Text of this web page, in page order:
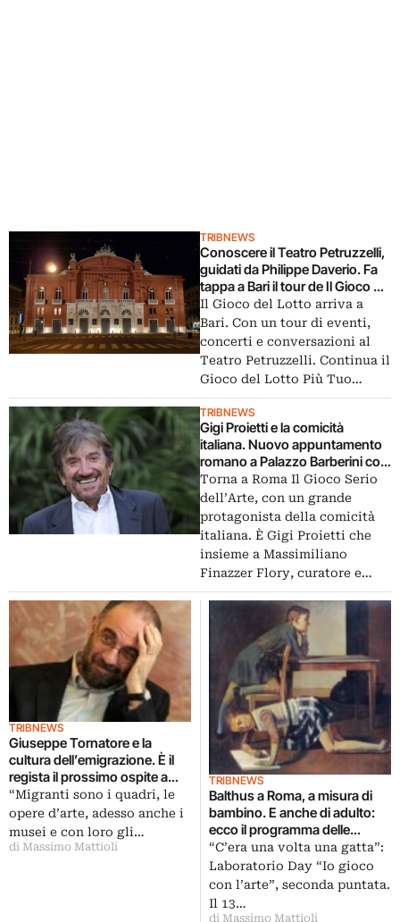
TRIBNEWS
Conoscere il Teatro Petruzzelli,
guidati da Philippe Daverio. Fa
tappa a Bari il tour de Il Gioco del
Lotto nelle dieci città-ruote
Il Gioco del Lotto arriva a
Bari. Con un tour di eventi,
concerti e conversazioni al
Teatro Petruzzelli. Continua il
Gioco del Lotto Più Tuo…
TRIBNEWS
Gigi Proietti e la comicità
italiana. Nuovo appuntamento
romano a Palazzo Barberini con
Massimiliano Finazzer Flory e Il
Gioco Serio dell’Arte
Torna a Roma Il Gioco Serio
dell’Arte, con un grande
protagonista della comicità
italiana. È Gigi Proietti che
insieme a Massimiliano
Finazzer Flory, curatore e…
TRIBNEWS
Giuseppe Tornatore e la
cultura dell’emigrazione. È il
regista il prossimo ospite a
Palazzo Barberini di Roma de Il
Gioco Serio dell’Arte
“Migranti sono i quadri, le
opere d’arte, adesso anche i
musei e con loro gli…
di Massimo Mattioli
TRIBNEWS
Balthus a Roma, a misura di
bambino. E anche di adulto:
ecco il programma delle
attività educative e
laboratoriali griffate Il Gioco
del Lotto
“C’era una volta una gatta”:
Laboratorio Day “Io gioco
con l’arte”, seconda puntata.
Il 13…
di Massimo Mattioli